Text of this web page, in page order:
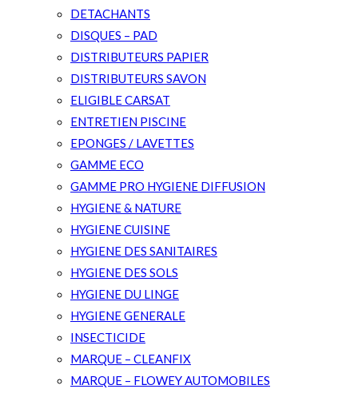
DETACHANTS
DISQUES – PAD
DISTRIBUTEURS PAPIER
DISTRIBUTEURS SAVON
ELIGIBLE CARSAT
ENTRETIEN PISCINE
EPONGES / LAVETTES
GAMME ECO
GAMME PRO HYGIENE DIFFUSION
HYGIENE & NATURE
HYGIENE CUISINE
HYGIENE DES SANITAIRES
HYGIENE DES SOLS
HYGIENE DU LINGE
HYGIENE GENERALE
INSECTICIDE
MARQUE – CLEANFIX
MARQUE – FLOWEY AUTOMOBILES